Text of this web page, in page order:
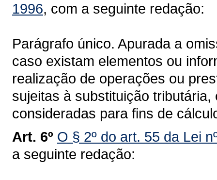
1996, com a seguinte redação:
Parágrafo único. Apurada a
caso existam elementos ou
realização de operações ou
sujeitas à substituição
consideradas para fins de
Art. 6º O § 2º do art. 55 da Lei
a seguinte redação: